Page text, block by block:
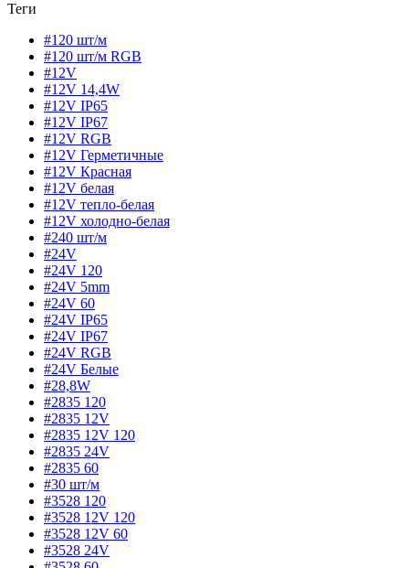
Теги
#120 шт/м
#120 шт/м RGB
#12V
#12V 14,4W
#12V IP65
#12V IP67
#12V RGB
#12V Герметичные
#12V Красная
#12V белая
#12V тепло-белая
#12V холодно-белая
#240 шт/м
#24V
#24V 120
#24V 5mm
#24V 60
#24V IP65
#24V IP67
#24V RGB
#24V Белые
#28,8W
#2835 120
#2835 12V
#2835 12V 120
#2835 24V
#2835 60
#30 шт/м
#3528 120
#3528 12V 120
#3528 12V 60
#3528 24V